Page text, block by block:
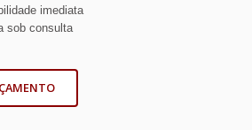
imediata
sob consulta